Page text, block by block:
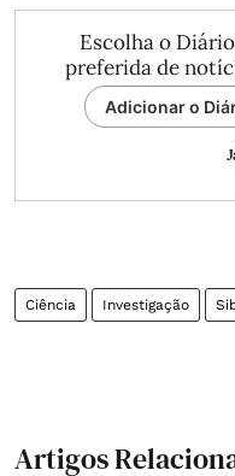
Escolha o
preferida de
Adicionar o
Ciência Investigação
Artigos